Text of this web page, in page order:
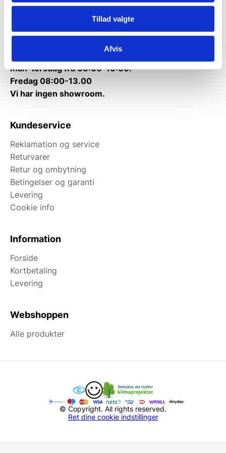
Tillad valgte
Afvis
Tlf.
Mandag til torsdag: 10:00 – 14:00.
Fredag: Telefonlukket.
man-torsdag fra 08:00-16:00.
Fredag 08:00-13.00
Vi har ingen showroom.
Kundeservice
Reklamation og service
Returvarer
Retur og ombytning
Betingelser og garanti
Levering
Cookie info
Information
Forside
Kortbetaling
Levering
Webshoppen
Alle produkter
© Copyright. All rights reserved.
Ret dine cookie indstillinger